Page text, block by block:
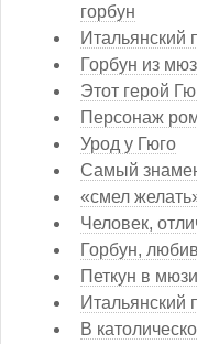
горбун
Итальянский
Горбун из
Этот герой
Персонаж
Урод у Гюго
Самый
«смел
Человек,
Горбун,
Петкун в
Итальянский
В